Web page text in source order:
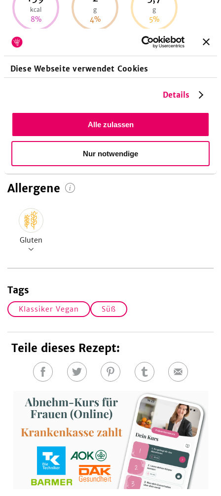
Diese Webseite verwendet Cookies
Details
Alle zulassen
Nur notwendige
kcal
8%
g
4%
g
5%
Fett
29
Allergene
Gluten
Tags
Klassiker Vegan Süß
Teile dieses Rezept:
Auf
teilen
Auf
teilen
Auf
teilen
Auf
teilen
E-